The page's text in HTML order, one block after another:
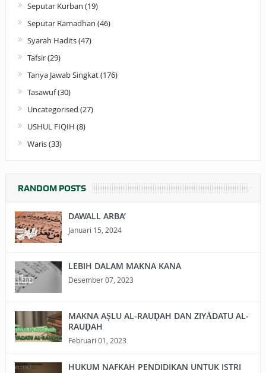
Seputar Kurban (19)
Seputar Ramadhan (46)
Syarah Hadits(47)
Tafsir(29)
Tanya Jawab Singkat(176)
Tasawuf(30)
Uncategorised (27)
USHUL FIQIH (8)
Waris(33)
RANDOM POSTS
DAWALL ARBA’
Januari 15, 2024
LEBIH DALAM MAKNA KANA
Desember 07, 2023
MAKNA AṢLU AL-RAUḌAH DAN ZIYĀDATU AL-
RAUḌAH
Februari 01, 2023
HUKUM NAFKAH PENDIDIKAN UNTUK ISTRI